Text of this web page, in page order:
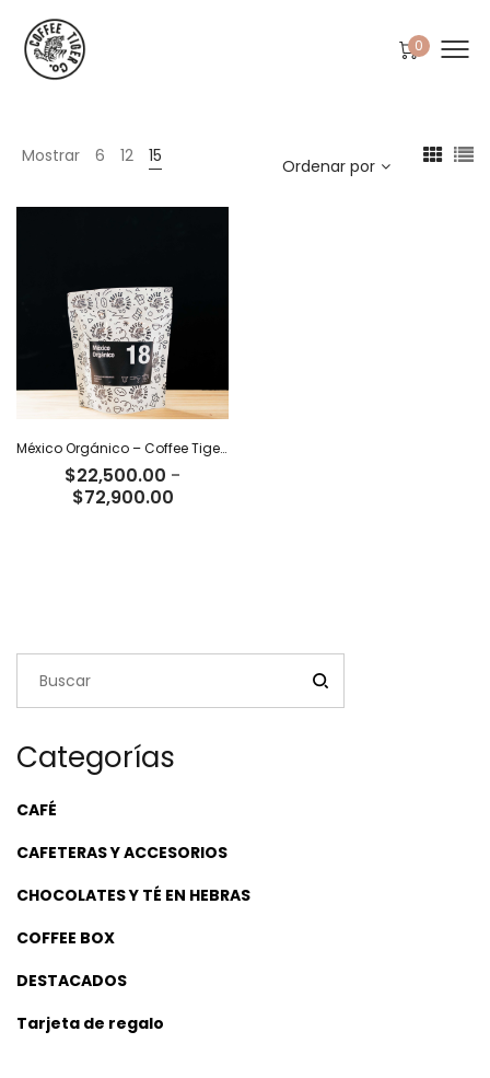
0
Mostrar 6 12 15 Ordenar por
México Orgánico – Coffee Tiger Co
$22,500.00 -
$72,900.00Rango
Categorías
CAFÉ
CAFETERAS Y ACCESORIOS
CHOCOLATES Y TÉ EN HEBRAS
COFFEE BOX
DESTACADOS
Tarjeta de regalo